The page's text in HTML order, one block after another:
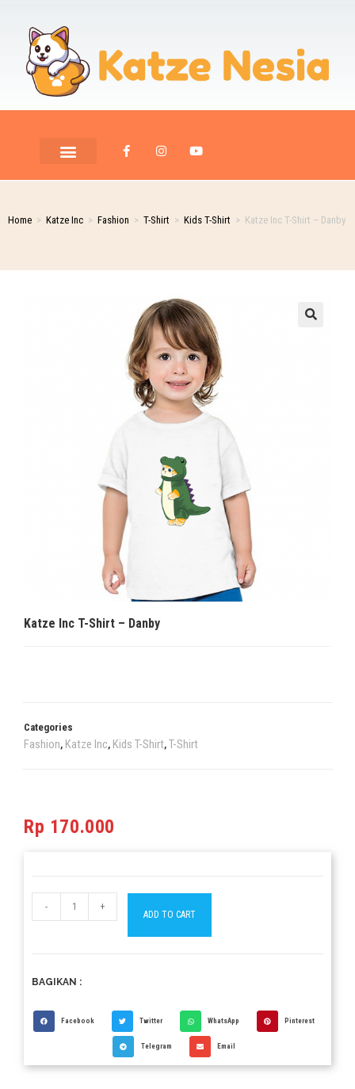
Home > Katze Inc > Fashion > T-Shirt > Kids T-Shirt > Katze Inc T-Shirt – Danby
Katze Inc T-Shirt – Danby
Categories
Fashion, Katze Inc, Kids T-Shirt, T-Shirt
Rp 170.000
- +
ADD TO CART
BAGIKAN :
Facebook Twitter WhatsApp Pinterest
Telegram Email